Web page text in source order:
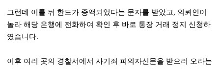
그런데 이틀 뒤 한도가 증액되었다는 문자를 받았고, 의뢰인이
놀라 해당 은행에 전화하여 확인 후 바로 통장 거래 정지 신청하
였습니다.
이후 여러 곳의 경찰서에서 사기죄 피의자신문을 받으러 오라는